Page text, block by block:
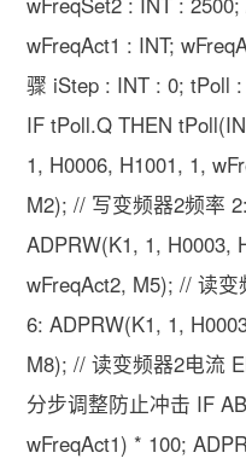
wFreqAct1 : INT;
骤 iStep : INT : 0; tPoll
IF tPoll.Q THEN
1, H0006, H1001, 1,
M2); // 写变频器2频率
ADPRW(K1, 1, H0003,
wFreqAct2, M5); // 读
6: ADPRW(K1, 1,
M8); // 读变频器2电流
分步调整防止冲击 IF
wFreqAct1) * 100;